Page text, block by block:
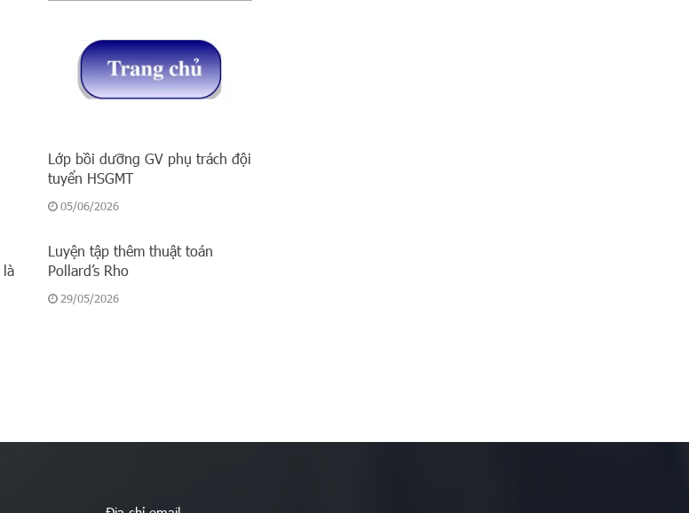
Lớp bồi dưỡng GV phụ trách đội
tuyển HSGMT
05/06/2026
là
Luyện tập thêm thuật toán
Pollard’s Rho
29/05/2026